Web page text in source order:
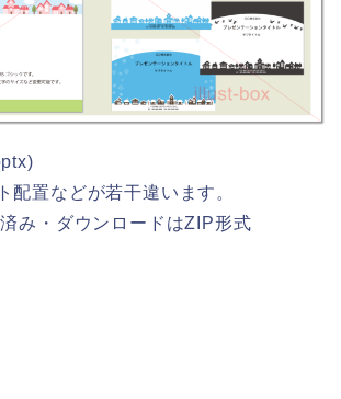
配置などが若干違います。
み・ダウンロードはZIP形式